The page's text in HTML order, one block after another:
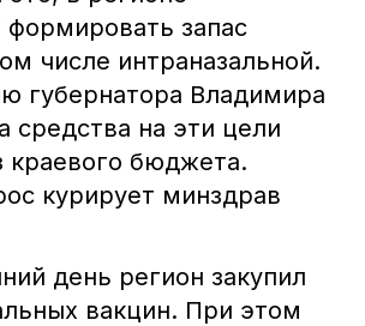
запас
числе интраназальной.
губернатора Владимира
средства на эти цели
краевого бюджета.
курирует минздрав
день регион закупил
вакцин. При этом